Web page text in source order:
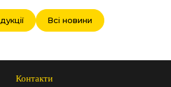
Всі новини
Контакти